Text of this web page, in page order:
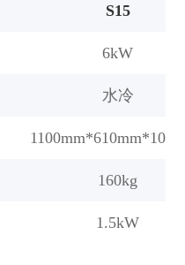
S15
6kW
水冷
160kg
1.5kW